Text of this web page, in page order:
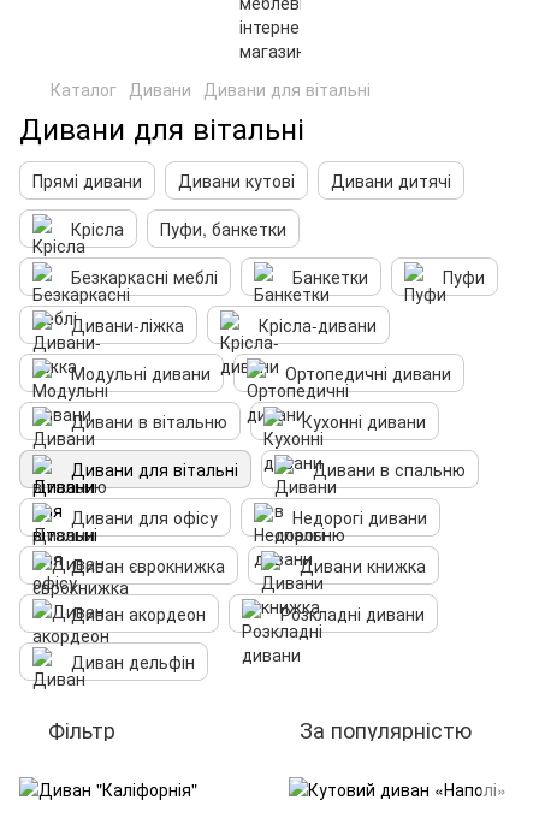
Каталог Дивани Дивани для вітальні
Дивани для вітальні
Прямі дивани Дивани кутові
Дивани дитячі
Крісла
Пуфи, банкетки
Безкаркасні меблі
Банкетки
Пуфи
Дивани-ліжка
Крісла-дивани
Модульні дивани
Ортопедичні дивани
Дивани в вітальню
Кухонні дивани
Дивани для вітальні
Дивани в спальню
Дивани для офісу
Недорогі дивани
Диван єврокнижка
Дивани книжка
Диван акордеон
Розкладні дивани
Диван дельфін
Фільтр За популярністю